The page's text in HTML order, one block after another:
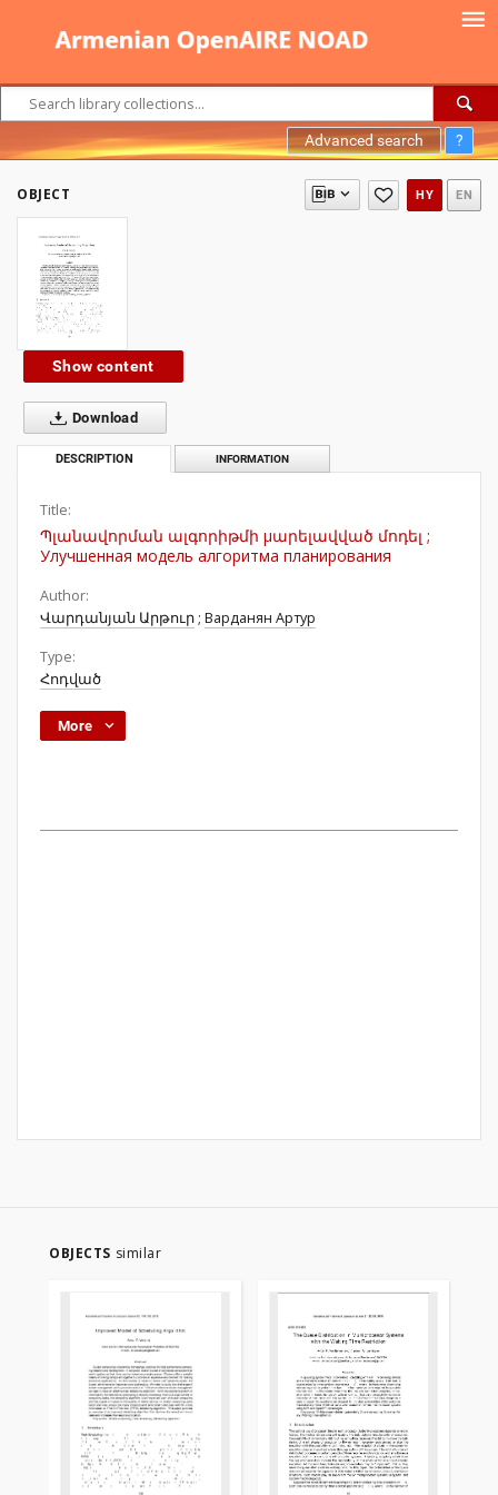
Advanced search ?
OBJECT HY EN
Show content
Download
DESCRIPTION INFORMATION
Title:
Պլանավորման ալգորիթմի μարելավված մոդել ;
Улучшенная модель алгоритма планирования
Author:
Վարդանյան Արթուր ; Варданян Артур
Type:
Հոդված
More
OBJECTS similar